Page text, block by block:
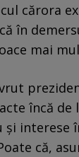
cărora
în
mai
încă
și
că,